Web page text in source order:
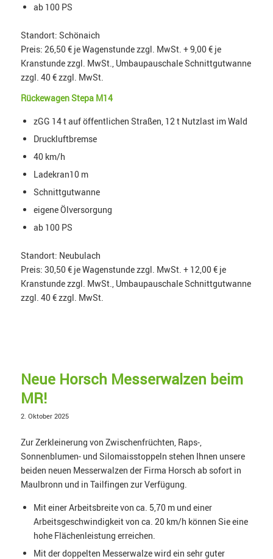
ab 100 PS
Standort: Schönaich
Preis: 26,50 € je Wagenstunde zzgl. MwSt. + 9,00 € je
Kranstunde zzgl. MwSt., Umbaupauschale Schnittgutwanne
zzgl. 40 € zzgl. MwSt.
Rückewagen Stepa M14
zGG 14 t auf öffentlichen Straßen, 12 t Nutzlast im Wald
Druckluftbremse
40 km/h
Ladekran10 m
Schnittgutwanne
eigene Ölversorgung
ab 100 PS
Standort: Neubulach
Preis: 30,50 € je Wagenstunde zzgl. MwSt. + 12,00 € je
Kranstunde zzgl. MwSt., Umbaupauschale Schnittgutwanne
zzgl. 40 € zzgl. MwSt.
Neue Horsch Messerwalzen beim
MR!
2. Oktober 2025
Zur Zerkleinerung von Zwischenfrüchten, Raps-,
Sonnenblumen- und Silomaisstoppeln stehen Ihnen unsere
beiden neuen Messerwalzen der Firma Horsch ab sofort in
Maulbronn und in Tailfingen zur Verfügung.
Mit einer Arbeitsbreite von ca. 5,70 m und einer
Arbeitsgeschwindigkeit von ca. 20 km/h können Sie eine
hohe Flächenleistung erreichen.
Mit der doppelten Messerwalze wird ein sehr guter